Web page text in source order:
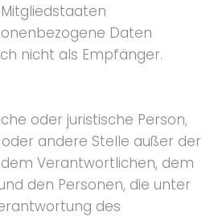
Daten
nicht als Empfänger.
oder juristische Person,
andere Stelle außer der
Verantwortlichen, dem
den Personen, die unter
des